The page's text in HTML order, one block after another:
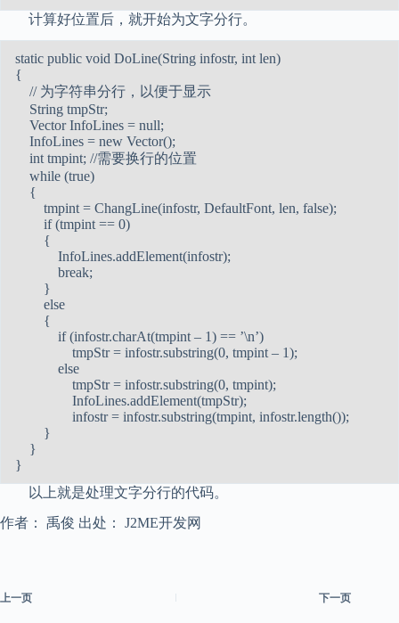
计算好位置后，就开始为文字分行。
static public void DoLine(String infostr, int len)
{
// 为字符串分行，以便于显示
String tmpStr;
Vector InfoLines = null;
InfoLines = new Vector();
int tmpint; //需要换行的位置
while (true)
{
tmpint = ChangLine(infostr, DefaultFont, len, false);
if (tmpint == 0)
{
InfoLines.addElement(infostr);
break;
}
else
{
if (infostr.charAt(tmpint – 1) == ’\n’)
tmpStr = infostr.substring(0, tmpint – 1);
else
tmpStr = infostr.substring(0, tmpint);
InfoLines.addElement(tmpStr);
infostr = infostr.substring(tmpint, infostr.length());
}
}
}
以上就是处理文字分行的代码。
作者： 禹俊 出处： J2ME开发网
上一页 下一页